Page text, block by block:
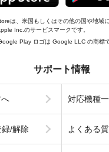
は、米国もしくはその他の国や地域
Inc.のサービスマークです。
Play ロゴは Google LLC の商標で
サポート情報
対応機種
/解除 よくある